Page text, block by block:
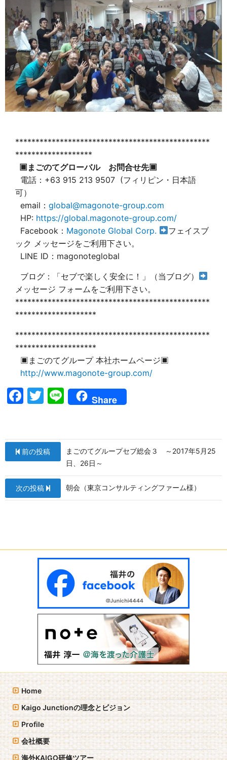
************************************************
*******************
▣まごのてグローバル お問合せ先▣
電話：+63 915 213 9507 (フィリピン・日本語
可）
email： global@magonote-group.com
HP: https://global.magonote-group.com/
Facebook： Magonote Global Corp.
フェイスブ
ック メッセージをご利用下さい。
LINE ID：magonoteglobal
ブログ：「セブで楽しく安全に！」（当ブログ）
メッセージ フォームをご利用下さい。
************************************************
********************
************************************************
********************
▣まごのてグループ 本社ホームページ▣
http://www.magonote-group.com/
F
e
b
o
o
T
er
Li
n
Share
投
稿
ナ
ビ
シ
前の投稿
まごのてグループセブ総会３ ～2017年5月25
日、26日～
次の投稿 朝会（東京コンサルティングファーム様）
Home
Kaigo Junctionの理念とビジョン
Profile
会社概要
海外KAIGO研修ツアー